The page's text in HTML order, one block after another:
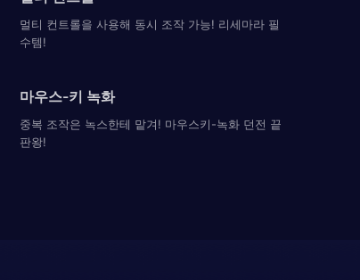
멀티 컨트롤을 사용해 동시 조작 가능! 리세마라 필
수템!
마우스-키 녹화
중복 조작은 녹스한테 맡겨! 마우스키-녹화 던전 끝
판왕!